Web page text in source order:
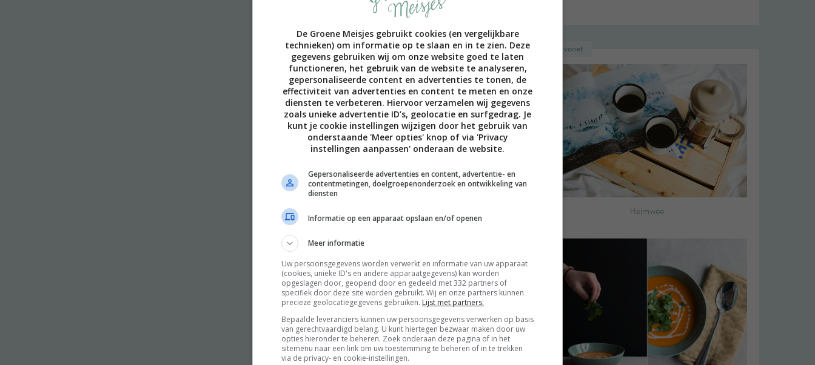
Favoriet
Heimwee
De Groene Meisjes gebruikt cookies (en vergelijkbare
technieken) om informatie op te slaan en in te zien. Deze
gegevens gebruiken wij om onze website goed te laten
functioneren, het gebruik van de website te analyseren,
gepersonaliseerde content en advertenties te tonen, de
effectiviteit van advertenties en content te meten en onze
diensten te verbeteren. Hiervoor verzamelen wij gegevens
zoals unieke advertentie ID’s, geolocatie en surfgedrag. Je
kunt je cookie instellingen wijzigen door het gebruik van
onderstaande 'Meer opties' knop of via 'Privacy
instellingen aanpassen' onderaan de website.
Gepersonaliseerde advertenties en content, advertentie- en
contentmetingen, doelgroepenonderzoek en ontwikkeling van
diensten
Informatie op een apparaat opslaan en/of openen
Meer informatie
Uw persoonsgegevens worden verwerkt en informatie van uw apparaat
(cookies, unieke ID's en andere apparaatgegevens) kan worden
opgeslagen door, geopend door en gedeeld met 332 partners of
specifiek door deze site worden gebruikt. Wij en onze partners kunnen
precieze geolocatiegegevens gebruiken. Lijst met partners.
Bepaalde leveranciers kunnen uw persoonsgegevens verwerken op basis
van gerechtvaardigd belang. U kunt hiertegen bezwaar maken door uw
opties hieronder te beheren. Zoek onderaan deze pagina of in het
sitemenu naar een link om uw toestemming te beheren of in te trekken
via de privacy- en cookie-instellingen.